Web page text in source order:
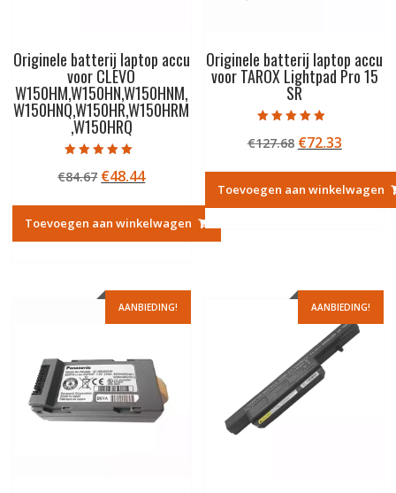
Originele batterij laptop accu
voor CLEVO
W150HM,W150HN,W150HNM,
W150HNQ,W150HR,W150HRM
,W150HRQ
5.00
uit 5
€84.67 Oorspronkelijke
was:
€84.67.
€48.44Huidige
is:
€48.44.
Toevoegen aan winkelwagen
Originele batterij laptop accu
voor TAROX Lightpad Pro 15
SR
5.00
uit 5
€127.68
was:
€127.68.
€72.33Huidige
is:
€72.33.
Toevoegen aan winkelwagen
AANBIEDING! AANBIEDING!